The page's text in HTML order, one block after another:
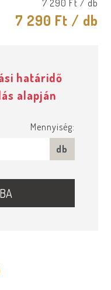
7 290 Ft / db
7 290 Ft / db
határidő
alapján
Mennyiség:
db